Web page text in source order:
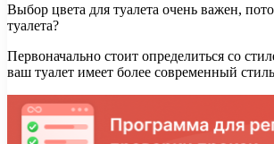
Выбор цвета для туалета очень важен,
туалета?
Первоначально стоит определиться со
ваш туалет имеет более современный